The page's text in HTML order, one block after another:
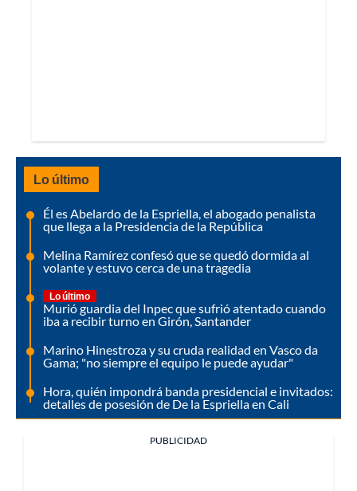
Lo último
Él es Abelardo de la Espriella, el abogado penalista
que llega a la Presidencia de la República
Melina Ramírez confesó que se quedó dormida al
volante y estuvo cerca de una tragedia
Lo último
Murió guardia del Inpec que sufrió atentado cuando
iba a recibir turno en Girón, Santander
Marino Hinestroza y su cruda realidad en Vasco da
Gama; "no siempre el equipo le puede ayudar"
Hora, quién impondrá banda presidencial e invitados:
detalles de posesión de De la Espriella en Cali
PUBLICIDAD